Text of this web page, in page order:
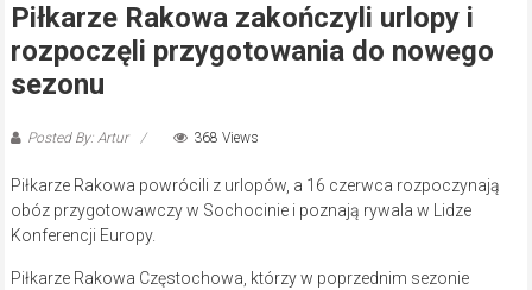
Piłkarze Rakowa zakończyli urlopy i
rozpoczęli przygotowania do nowego
sezonu
Posted By: Artur 368 Views
Piłkarze Rakowa powrócili z urlopów, a 16 czerwca rozpoczynają
obóz przygotowawczy w Sochocinie i poznają rywala w Lidze
Konferencji Europy.
Piłkarze Rakowa Częstochowa, którzy w poprzednim sezonie